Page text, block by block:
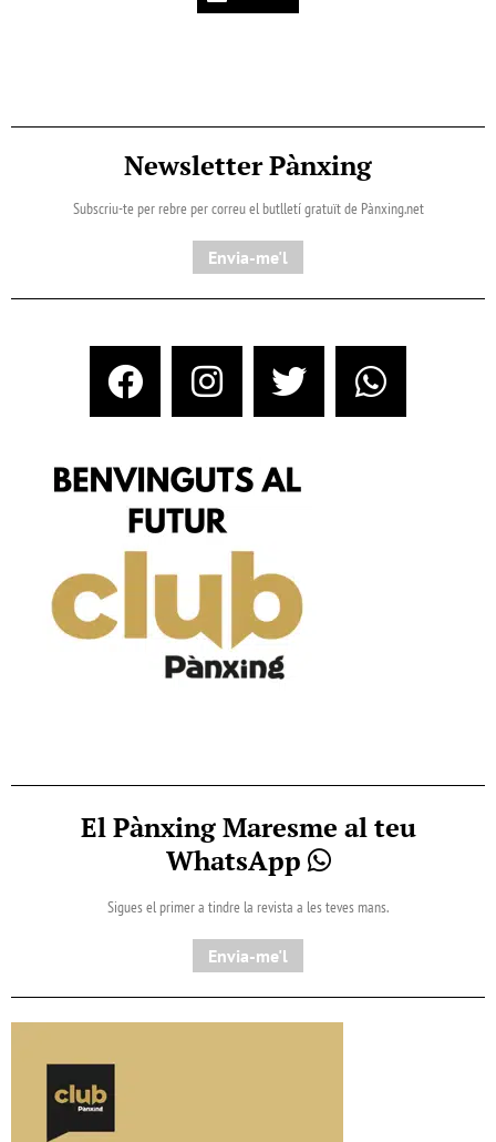
Newsletter Pànxing
Subscriu-te per rebre per correu el butlletí gratuït de Pànxing.net​
Envia-me'l
El Pànxing Maresme al teu
WhatsApp
Sigues el primer a tindre la revista a les teves mans.
Envia-me'l